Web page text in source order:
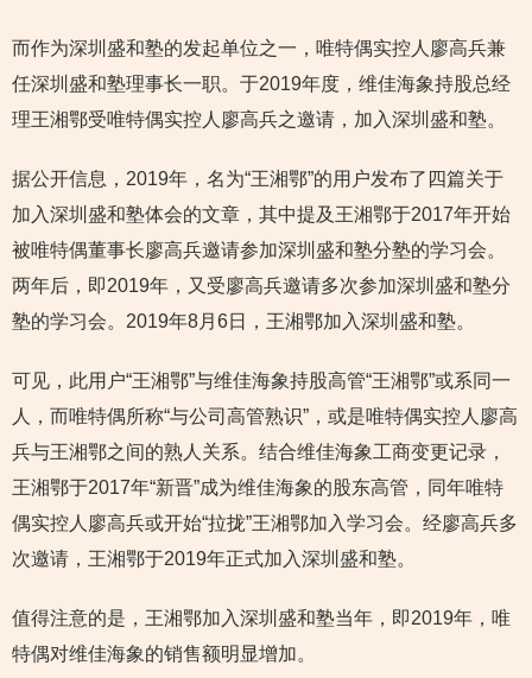
而作为深圳盛和塾的发起单位之一，唯特偶实控人廖高兵兼
任深圳盛和塾理事长一职。于2019年度，维佳海象持股总经
理王湘鄂受唯特偶实控人廖高兵之邀请，加入深圳盛和塾。
据公开信息，2019年，名为“王湘鄂”的用户发布了四篇关于
加入深圳盛和塾体会的文章，其中提及王湘鄂于2017年开始
被唯特偶董事长廖高兵邀请参加深圳盛和塾分塾的学习会。
两年后，即2019年，又受廖高兵邀请多次参加深圳盛和塾分
塾的学习会。2019年8月6日，王湘鄂加入深圳盛和塾。
可见，此用户“王湘鄂”与维佳海象持股高管“王湘鄂”或系同一
人，而唯特偶所称“与公司高管熟识”，或是唯特偶实控人廖高
兵与王湘鄂之间的熟人关系。结合维佳海象工商变更记录，
王湘鄂于2017年“新晋”成为维佳海象的股东高管，同年唯特
偶实控人廖高兵或开始“拉拢”王湘鄂加入学习会。经廖高兵多
次邀请，王湘鄂于2019年正式加入深圳盛和塾。
值得注意的是，王湘鄂加入深圳盛和塾当年，即2019年，唯
特偶对维佳海象的销售额明显增加。